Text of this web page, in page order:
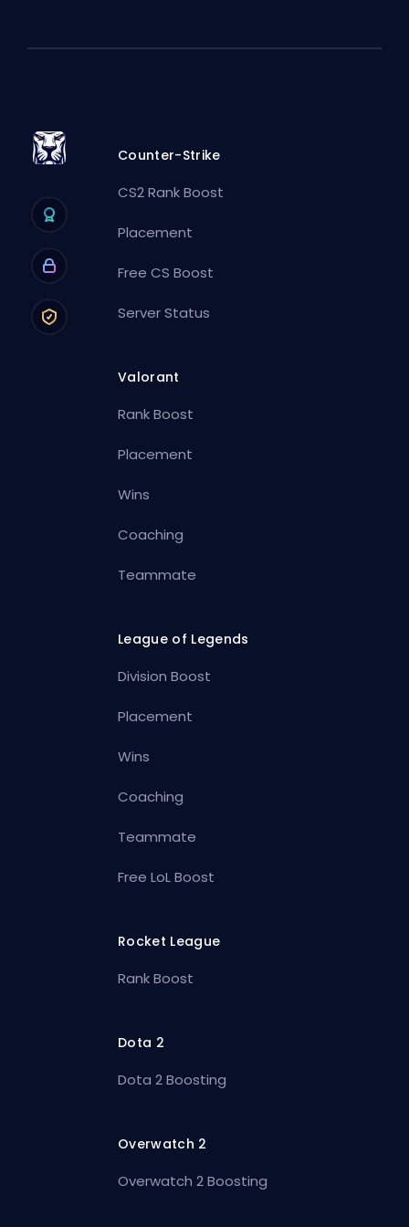
Counter-Strike
CS2 Rank Boost
Placement
Free CS Boost
Server Status
Valorant
Rank Boost
Placement
Wins
Coaching
Teammate
League of Legends
Division Boost
Placement
Wins
Coaching
Teammate
Free LoL Boost
Rocket League
Rank Boost
Dota 2
Dota 2 Boosting
Overwatch 2
Overwatch 2 Boosting